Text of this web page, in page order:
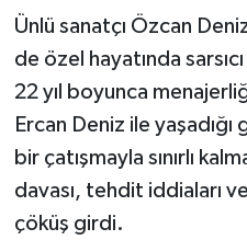
Ünlü sanatçı Özcan
de özel hayatında
22 yıl boyunca
Ercan Deniz ile
bir çatışmayla sınırlı
davası, tehdit iddiaları
çöküş girdi.